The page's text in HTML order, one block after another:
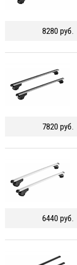
8280 руб.
7820 руб.
6440 руб.